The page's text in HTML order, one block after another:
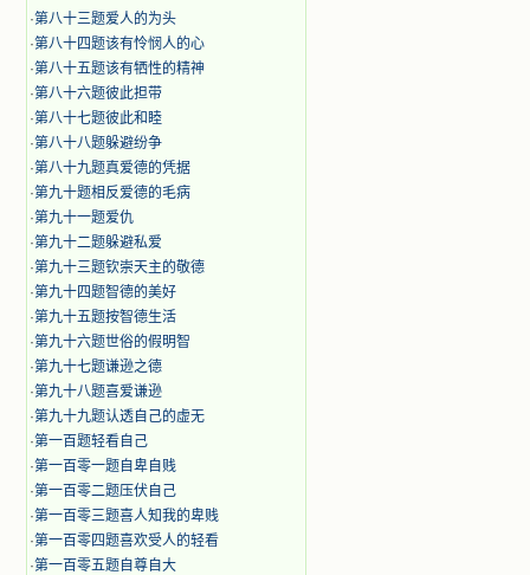
·第八十三题爱人的为头
·第八十四题该有怜悯人的心
·第八十五题该有牺性的精神
·第八十六题彼此担带
·第八十七题彼此和睦
·第八十八题躲避纷争
·第八十九题真爱德的凭据
·第九十题相反爱德的毛病
·第九十一题爱仇
·第九十二题躲避私爱
·第九十三题钦崇天主的敬德
·第九十四题智德的美好
·第九十五题按智德生活
·第九十六题世俗的假明智
·第九十七题谦逊之德
·第九十八题喜爱谦逊
·第九十九题认透自己的虚无
·第一百题轻看自己
·第一百零一题自卑自贱
·第一百零二题压伏自己
·第一百零三题喜人知我的卑贱
·第一百零四题喜欢受人的轻看
·第一百零五题自尊自大